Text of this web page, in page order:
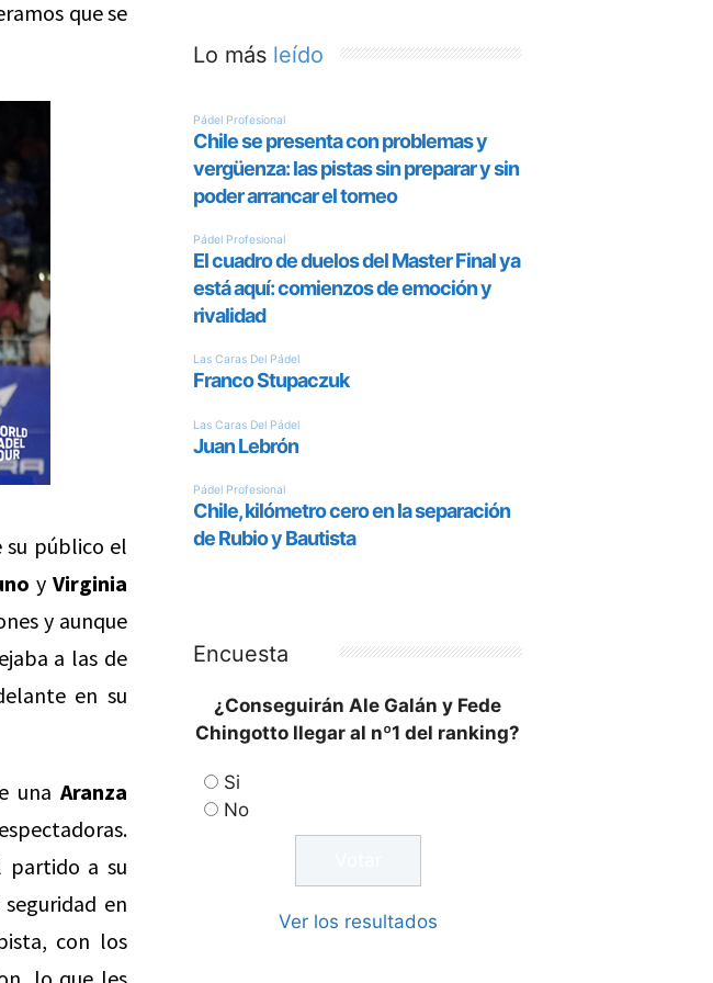
que se
su público el
y Virginia
y aunque
a las de
en su
unaAranza
partido a su
en
con los
Lo más leído
Encuesta
¿Conseguirán Ale Galán y Fede
Chingotto llegar al nº1 del ranking?
Si
No
Ver los resultados